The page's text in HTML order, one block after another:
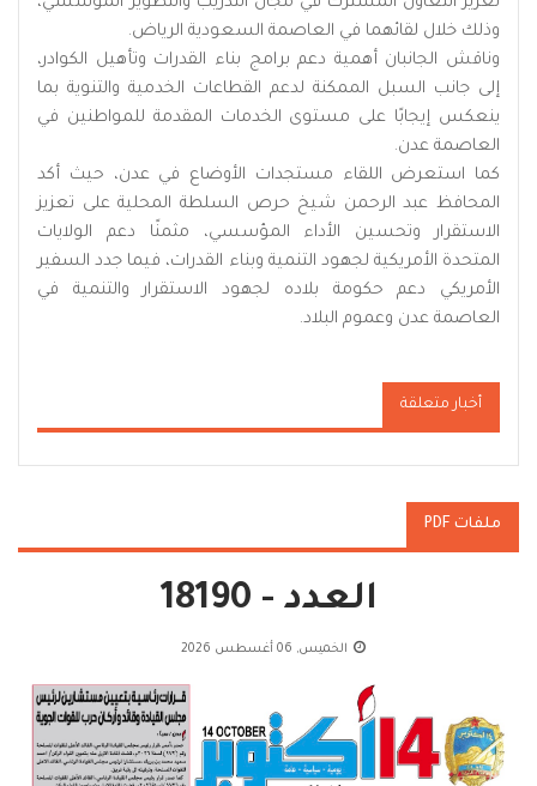
وذلك خلال لقائهما في العاصمة السعودية الرياض.
وناقش الجانبان أهمية دعم برامج بناء القدرات وتأهيل الكوادر،
إلى جانب السبل الممكنة لدعم القطاعات الخدمية والتنوية بما
ينعكس إيجابًا على مستوى الخدمات المقدمة للمواطنين في
العاصمة عدن.
كما استعرض اللقاء مستجدات الأوضاع في عدن، حيث أكد
المحافظ عبد الرحمن شيخ حرص السلطة المحلية على تعزيز
الاستقرار وتحسين الأداء المؤسسي، مثمنًا دعم الولايات
المتحدة الأمريكية لجهود التنمية وبناء القدرات، فيما جدد السفير
الأمريكي دعم حكومة بلاده لجهود الاستقرار والتنمية في
العاصمة عدن وعموم البلاد.
أخبار متعلقة
ملفات PDF
العدد - 18190
الخميس, 06 أغسطس 2026